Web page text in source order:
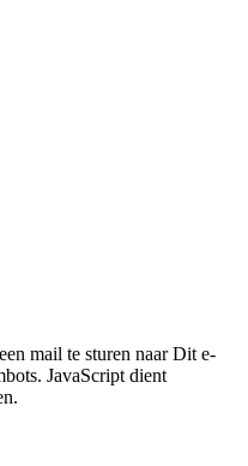
mail te sturen naarDit e-
JavaScript dient